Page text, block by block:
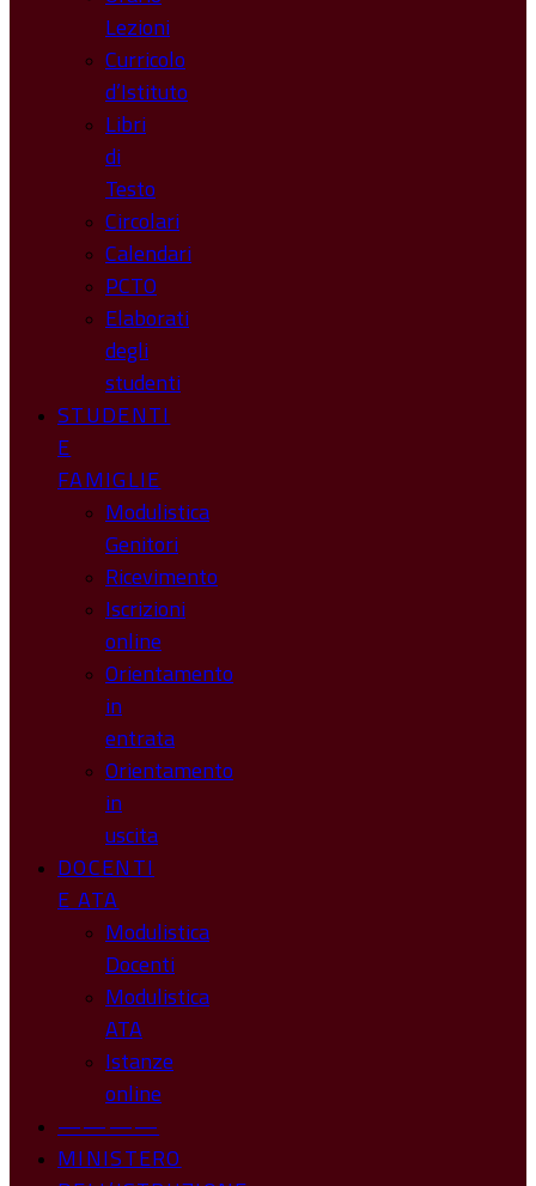
Lezioni
Curricolo
d’Istituto
Libri
di
Testo
Circolari
Calendari
PCTO
Elaborati
degli
studenti
STUDENTI
E
FAMIGLIE
Modulistica
Genitori
Ricevimento
Iscrizioni
online
Orientamento
in
entrata
Orientamento
in
uscita
DOCENTI
E ATA
Modulistica
Docenti
Modulistica
ATA
Istanze
online
————
MINISTERO